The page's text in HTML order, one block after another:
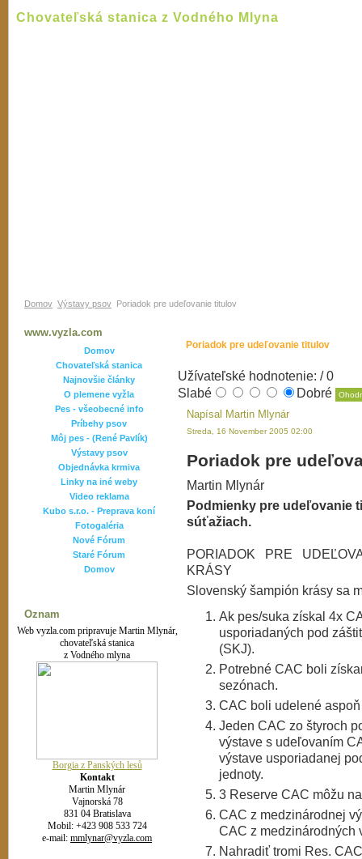
Chovateľská stanica z Vodného Mlyna
Domov Výstavy psov Poriadok pre udeľovanie titulov
www.vyzla.com
Domov
Chovateľská stanica
Najnovšie články
O plemene vyžla
Pes - všeobecné info
Príbehy psov
Môj pes - (René Pavlík)
Výstavy psov
Objednávka krmiva
Linky na iné weby
Video reklama
Kubo s.r.o. - Preprava koní
Fotogaléria
Nové Fórum
Staré Fórum
Domov
Oznam
Web vyzla.com pripravuje Martin Mlynár,
chovateľská stanica
z Vodného mlyna
Borgia z Panských lesů
Kontakt
Martin Mlynár
Vajnorská 78
831 04 Bratislava
Mobil: +423 908 533 724
e-mail: mmlynar@vyzla.com
Poriadok pre udeľovanie titulov
Užívateľské hodnotenie: / 0
Slabé
Dobré
Napísal Martin Mlynár
Streda, 16 November 2005 02:00
Poriadok pre
Martin Mlynár
Podmienky pre udeľovanie
súťažiach.
PORIADOK PRE
KRÁSY
Slovenský šampión krásy sa
Ak pes/suka získal 4x
usporiadaných pod
(SKJ).
Potrebné CAC boli
sezónach.
CAC boli udelené
Jeden CAC zo štyroch
výstave s udeľovaním
výstave usporiadanej
jednoty.
3 Reserve CAC môžu
CAC z medzinárodnej
CAC z medzinárodných
Nahradiť tromi Res.